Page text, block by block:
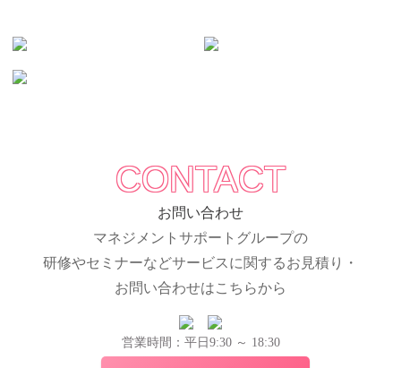
CONTACT
お問い合わせ
マネジメントサポートグループの
研修やセミナーなどサービスに関するお見積り・
お問い合わせはこちらから
営業時間：平日9:30 ～ 18:30